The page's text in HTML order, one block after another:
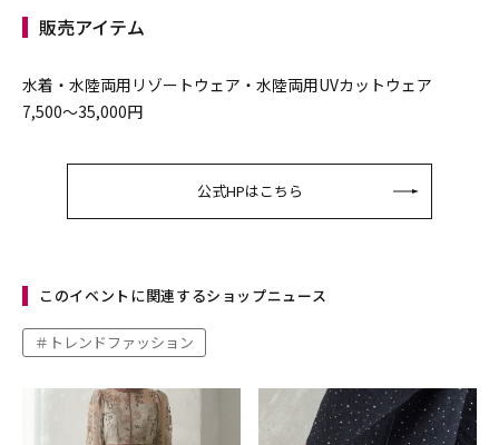
販売アイテム
水着・水陸両用リゾートウェア・水陸両用UVカットウェア
7,500～35,000円
公式HPはこちら
このイベントに関連するショップニュース
トレンドファッション